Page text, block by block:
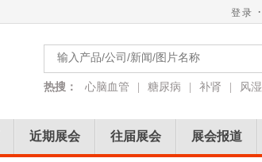
登录 ·
热搜： 心脑血管 糖尿病 补肾 风湿
近期展会 往届展会 展会报道